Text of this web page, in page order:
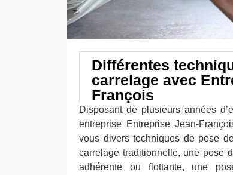
Différentes
carrelage avec
François
Disposant de plusieurs années
entreprise Entreprise Jean-
vous divers techniques de pose
carrelage traditionnelle, une pose
adhérente ou flottante, une